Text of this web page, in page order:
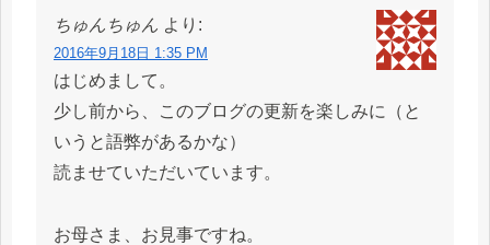
ちゅんちゅん より:
2016年9月18日 1:35 PM
はじめまして。
少し前から、このブログの更新を楽しみに（と
いうと語弊があるかな）
読ませていただいています。
お母さま、お見事ですね。